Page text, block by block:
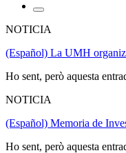
NOTICIA
(Español) La UMH
Ho sent, però aquesta
NOTICIA
(Español) Memoria de
Ho sent, però aquesta